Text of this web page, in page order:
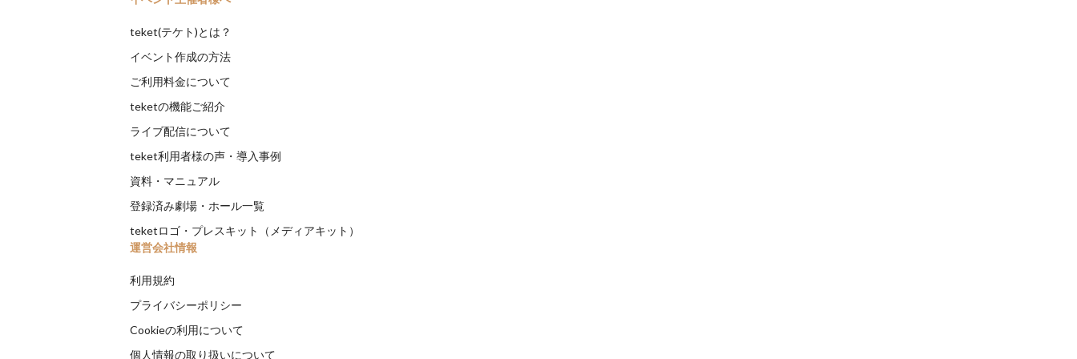
teket(テケト)とは？
イベント作成の方法
ご利用料金について
teketの機能ご紹介
ライブ配信について
teket利用者様の声・導入事例
資料・マニュアル
登録済み劇場・ホール一覧
teketロゴ・プレスキット（メディアキット）
運営会社情報
利用規約
プライバシーポリシー
Cookieの利用について
個人情報の取り扱いについて